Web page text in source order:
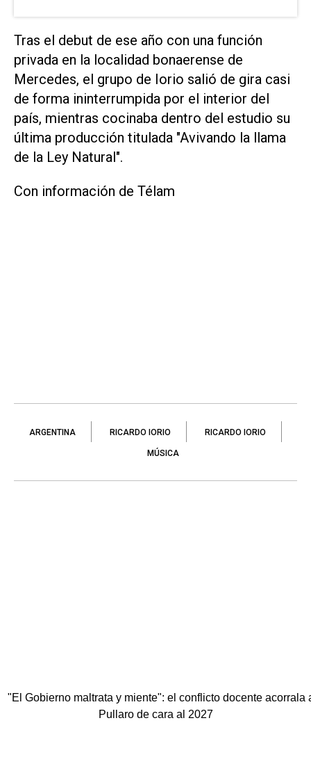
Tras el debut de ese año con una función
privada en la localidad bonaerense de
Mercedes, el grupo de Iorio salió de gira casi
de forma ininterrumpida por el interior del
país, mientras cocinaba dentro del estudio su
última producción titulada "Avivando la llama
de la Ley Natural".
Con información de Télam
ARGENTINA RICARDO IORIO RICARDO IORIO
MÚSICA